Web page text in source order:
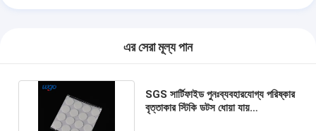
এর সেরা মূল্য পান
SGS সার্টিফাইড পুনঃব্যবহারযোগ্য পরিষ্কার
বৃত্তাকার স্টিকি ডটস ধোয়া যায়